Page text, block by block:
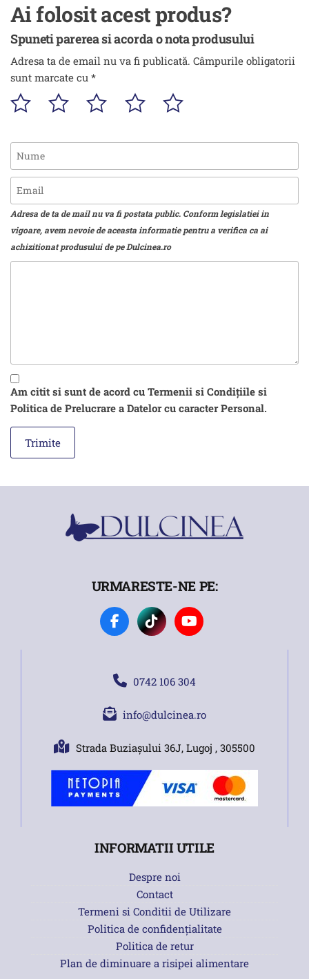
Ai folosit acest produs?
Spuneti parerea si acorda o nota produsului
Adresa ta de email nu va fi publicată. Câmpurile obligatorii
sunt marcate cu *
Adresa de ta de mail nu va fi postata public. Conform legislatiei in
vigoare, avem nevoie de aceasta informatie pentru a verifica ca ai
achizitionat produsului de pe Dulcinea.ro
Am citit si sunt de acord cu Termenii si Condițiile si
Politica de Prelucrare a Datelor cu caracter Personal.
URMARESTE-NE PE:
0742 106 304
info@dulcinea.ro
Strada Buziașului 36J, Lugoj , 305500
INFORMATII UTILE
Despre noi
Contact
Termeni si Conditii de Utilizare
Politica de confidențialitate
Politica de retur
Plan de diminuare a risipei alimentare